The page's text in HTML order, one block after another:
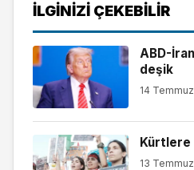
İLGINIZI ÇEKEBILIR
ABD-
deşik
14
Kürtlere
13